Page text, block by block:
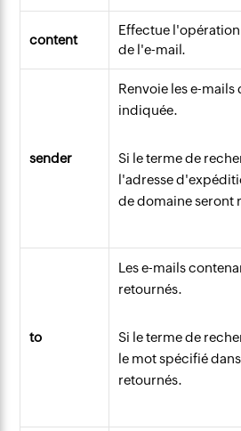
content
Effectue
de l'e-mail.
sender
Renvoie les e-
indiquée.
Si le terme de
l'adresse
de domaine seront
to
Les e-mails
retournés.
Si le terme de
le mot spécifié
retournés.